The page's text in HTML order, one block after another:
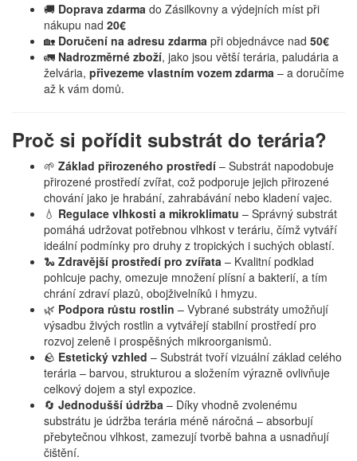
🚚 Doprava zdarma do Zásilkovny a výdejních míst při
nákupu nad 20€
🏡 Doručení na adresu zdarma při objednávce nad 50€
🚛 Nadrozměrné zboží, jako jsou větší terária, paludária a
želvária, přivezeme vlastním vozem zdarma – a doručíme
až k vám domů.
Proč si pořídit substrát do terária?
🌱 Základ přirozeného prostředí – Substrát napodobuje
přirozené prostředí zvířat, což podporuje jejich přirozené
chování jako je hrabání, zahrabávání nebo kladení vajec.
💧 Regulace vlhkosti a mikroklimatu – Správný substrát
pomáhá udržovat potřebnou vlhkost v teráriu, čímž vytváří
ideální podmínky pro druhy z tropických i suchých oblastí.
🐍 Zdravější prostředí pro zvířata – Kvalitní podklad
pohlcuje pachy, omezuje množení plísní a bakterií, a tím
chrání zdraví plazů, obojživelníků i hmyzu.
🌿 Podpora růstu rostlin – Vybrané substráty umožňují
výsadbu živých rostlin a vytvářejí stabilní prostředí pro
rozvoj zeleně i prospěšných mikroorganismů.
🪨 Estetický vzhled – Substrát tvoří vizuální základ celého
terária – barvou, strukturou a složením výrazně ovlivňuje
celkový dojem a styl expozice.
🔄 Jednodušší údržba – Díky vhodně zvolenému
substrátu je údržba terária méně náročná – absorbují
přebytečnou vlhkost, zamezují tvorbě bahna a usnadňují
čištění.